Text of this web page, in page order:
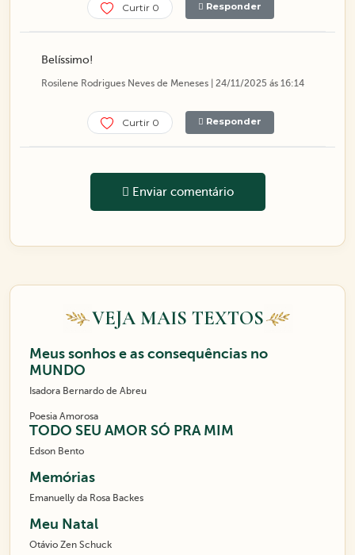
Curtir 0 Responder
Belíssimo!
Rosilene Rodrigues Neves de Meneses | 24/11/2025 ás 16:14
Curtir 0 Responder
Enviar comentário
VEJA MAIS TEXTOS
Meus sonhos e as consequências no
MUNDO
Isadora Bernardo de Abreu
Poesia Amorosa
TODO SEU AMOR SÓ PRA MIM
Edson Bento
Memórias
Emanuelly da Rosa Backes
Meu Natal
Otávio Zen Schuck